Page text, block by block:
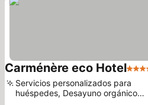
Carménère eco Hotel4
Servicios personalizados para
huéspedes, Desayuno orgánico
gourmet